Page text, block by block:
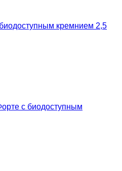
с биодоступным